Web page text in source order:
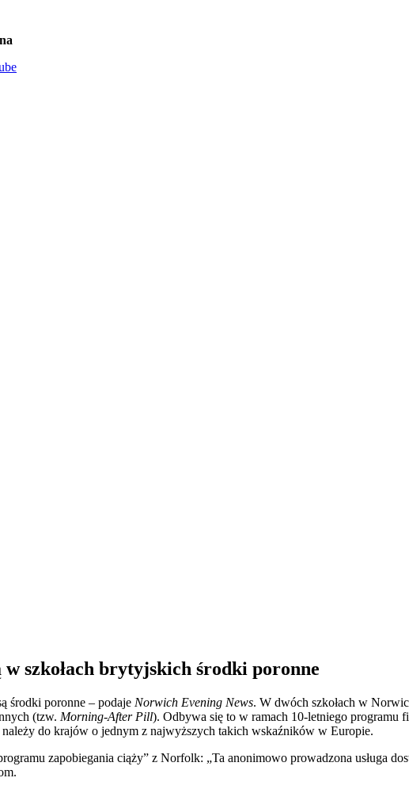
szkołach brytyjskich środki poronne
środki poronne – podaje Norwich Evening News. W dwóch szkołach w
(tzw. Morning-After Pill). Odbywa się to w ramach 10-letniego programu
do krajów o jednym z najwyższych takich wskaźników w Europie.
zapobiegania ciąży” z Norfolk: „Ta anonimowo prowadzona usługa